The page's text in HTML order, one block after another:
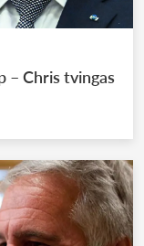
– Chris tvingas